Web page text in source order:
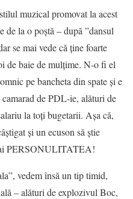
muzical promovat la acest
de la o poștă – după ”dansul
se mai vede că ține foarte
de baie de mulțime. N-o fi el
pe bancheta din spate și e
de PDL-ie, alături de
la toți bugetarii. Așa că,
și un ecuson să știe
PERSONULITATEA!
vedem însă un tip timid,
– alături de explozivul Boc,